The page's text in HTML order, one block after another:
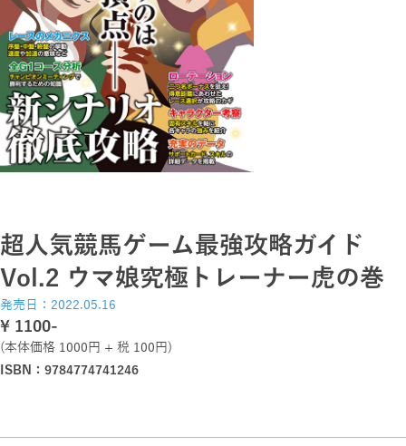
超人気競馬ゲーム最強攻略ガイド
Vol.2 ウマ娘究極トレーナー虎の巻
発売日：2022.05.16
\ 1100-
(本体価格 1000円 + 税 100円)
ISBN：9784774741246